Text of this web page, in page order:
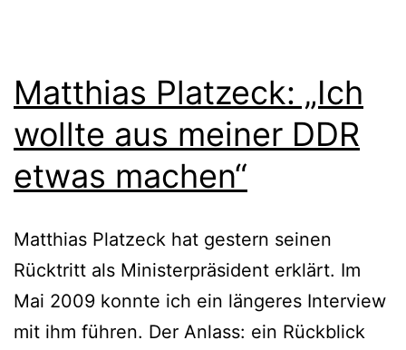
Matthias Platzeck: „Ich
wollte aus meiner DDR
etwas machen“
Matthias Platzeck hat gestern seinen
Rücktritt als Ministerpräsident erklärt. Im
Mai 2009 konnte ich ein längeres Interview
mit ihm führen. Der Anlass: ein Rückblick